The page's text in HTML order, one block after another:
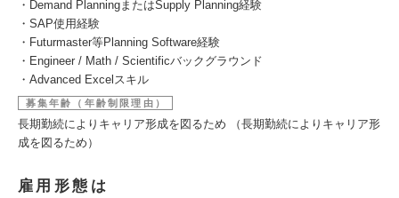
・Demand PlanningまたはSupply Planning経験
・SAP使用経験
・Futurmaster等Planning Software経験
・Engineer / Math / Scientificバックグラウンド
・Advanced Excelスキル
募集年齢（年齢制限理由）
長期勤続によりキャリア形成を図るため （長期勤続によりキャリア形
成を図るため）
雇用形態は